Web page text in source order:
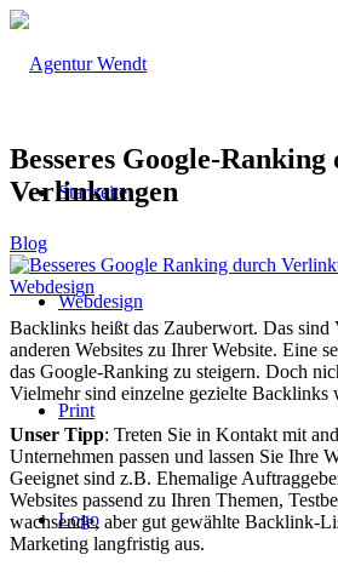
Startseite
Webdesign
Print
Logo
Besseres Google-Ranking
Verlinkungen
Blog
Backlinks heißt das Zauberwort. Das sind
anderen Websites zu Ihrer Website. Eine
das Google-Ranking zu steigern. Doch
Vielmehr sind einzelne gezielte Backlinks
Unser Tipp: Treten Sie in Kontakt mit
Unternehmen passen und lassen Sie Ihre
Geeignet sind z.B. Ehemalige
Websites passend zu Ihren Themen,
wachsende, aber gut gewählte Backlink-
Marketing langfristig aus.